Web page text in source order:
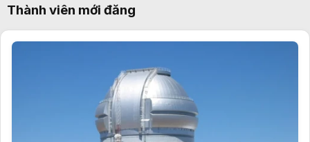
Thành viên mới đăng